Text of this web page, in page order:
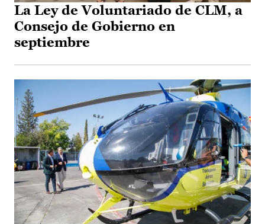
La Ley de Voluntariado de CLM, a
Consejo de Gobierno en
septiembre